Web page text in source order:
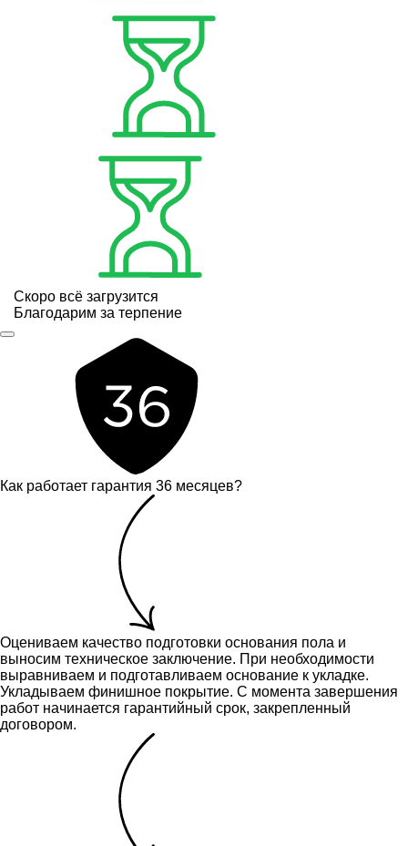
Скоро всё загрузится
Благодарим за терпение
Как работает гарантия 36 месяцев?
Оцениваем качество подготовки основания пола и
выносим техническое заключение. При необходимости
выравниваем и подготавливаем основание к укладке.
Укладываем финишное покрытие. С момента завершения
работ начинается гарантийный срок, закрепленный
договором.